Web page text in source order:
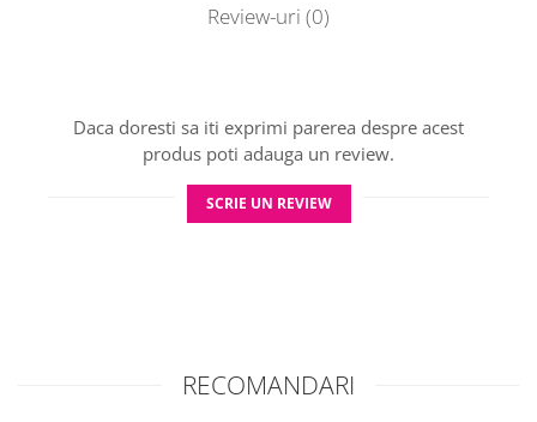
Review-uri (0)
Daca doresti sa iti exprimi parerea despre acest
produs poti adauga un review.
SCRIE UN REVIEW
RECOMANDARI